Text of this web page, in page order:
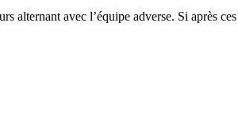
alternant avec l’équipe adverse. Si après